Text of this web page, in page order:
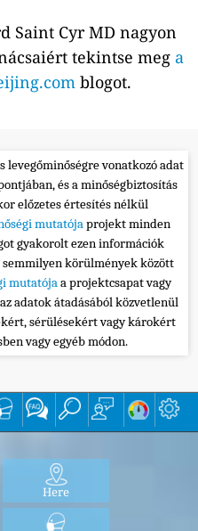
Saint Cyr MD nagyon
tekintse meg a
blogot.
levegőminőségre vonatkozó adat
és a minőségbiztosítás
előzetes értesítés nélkül
mutatójaprojekt minden
gyakorolt ezen információk
körülmények között
mutatójaa projektcsapat vagy
adatok átadásából közvetlenül
sérülésekért vagy károkért
vagy egyéb módon.
Here